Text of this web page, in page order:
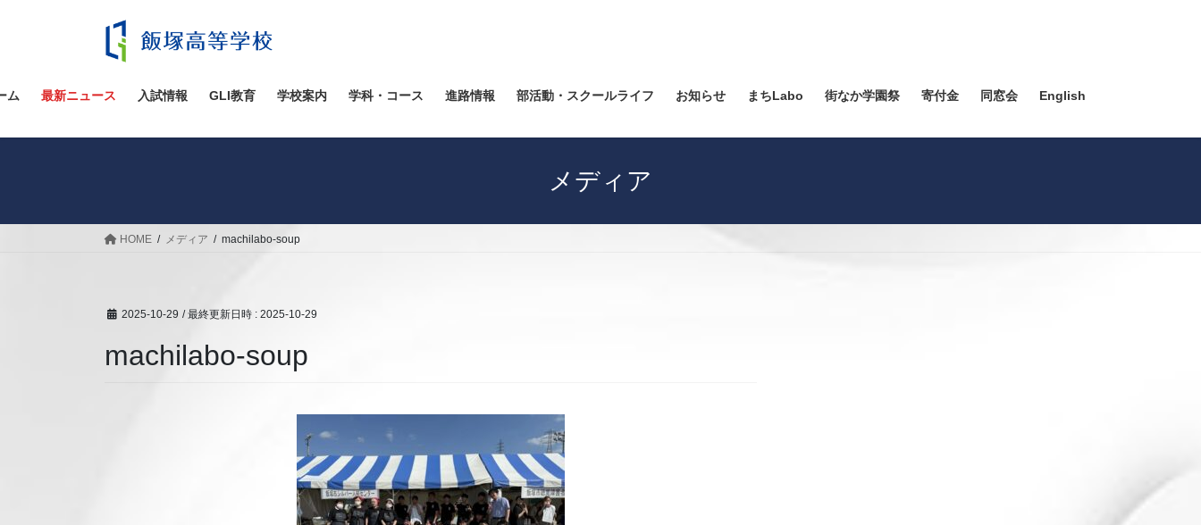
ツ
ス
シ
ン
ム 最新ニュース 入試情報 GLI教育 学校案内 学科・コース 進路情報 部活動・スクールライフ お知らせ まちLabo 街なか学園祭 寄付金 同窓会 English
メディア
HOME メディア machilabo-soup
2025-10-29 / 最終更新日時 : 2025-10-29
machilabo-soup